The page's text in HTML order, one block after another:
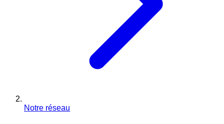
Notre réseau